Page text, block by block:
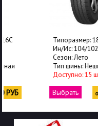
Типоразмер: 185/75R16C
Ин/Ис: 104/102Q
Тип шины: Нешипованная
Доступно: 15 шт.
Выбрать от4450 РУБ